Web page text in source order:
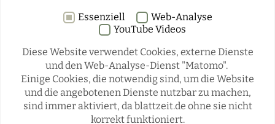
Rubriken
Essenziell
Web-Analyse
YouTube Videos
Diese Website verwendet Cookies, externe Dienste
und den Web-Analyse-Dienst "Matomo".
Einige Cookies, die notwendig sind, um die Website
und die angebotenen Dienste nutzbar zu machen,
sind immer aktiviert, da blattzeit.de ohne sie nicht
korrekt funktioniert.